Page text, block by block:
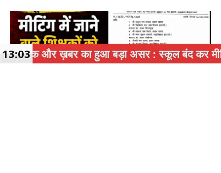
हुआ बड़ा असर : स्कूल बंद कर मीटिंग पर जाने वाले 4
13:03